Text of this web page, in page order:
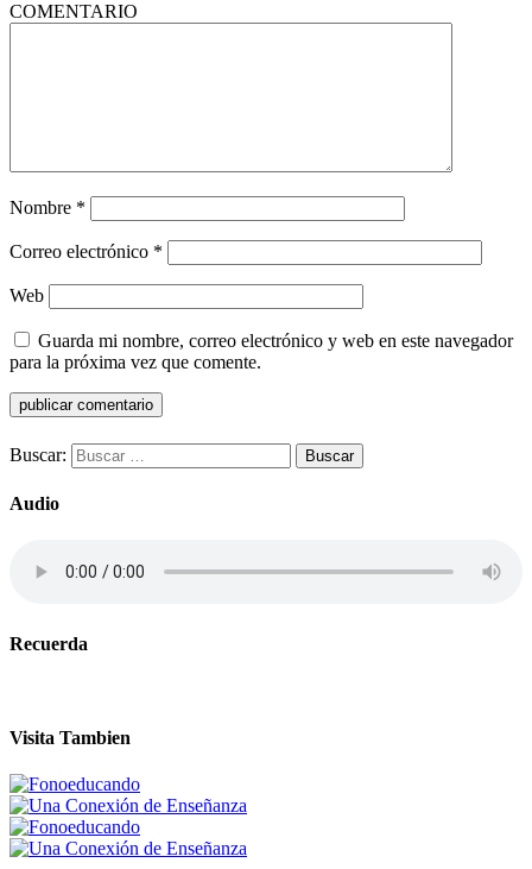
COMENTARIO
Nombre *
Correo electrónico *
Web
Guarda mi nombre, correo electrónico y web en este navegador
para la próxima vez que comente.
Buscar:
Audio
Recuerda
Visita Tambien